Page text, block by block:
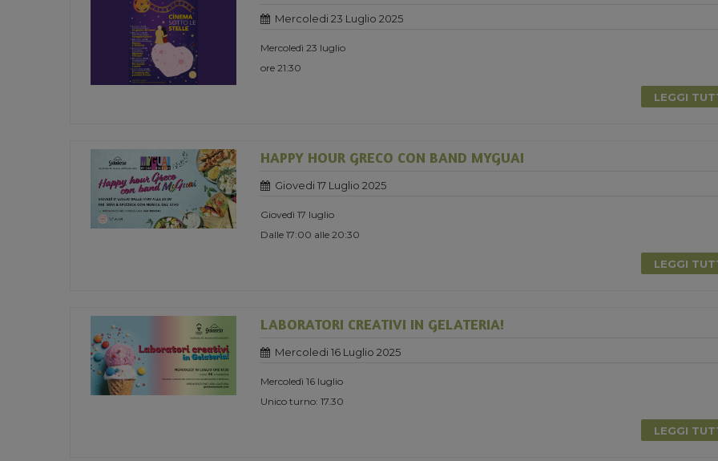
Mercoledi 23 Luglio 2025
Mercoledì 23 luglio
ore 21:30
LEGGI
HAPPY HOUR GRECO CON BAND MYGUAI
Giovedi 17 Luglio 2025
Giovedì 17 luglio
Dalle 17:00 alle 20:30
LEGGI
LABORATORI CREATIVI IN GELATERIA!
Mercoledi 16 Luglio 2025
Mercoledì 16 luglio
Unico turno: 17.30
LEGGI